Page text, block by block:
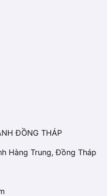
ĐỒNG THÁP
Hàng Trung, Đồng Tháp